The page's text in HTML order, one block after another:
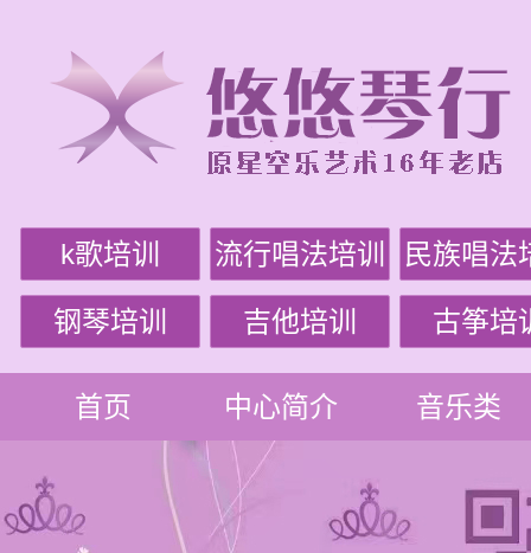
k歌培训 流行唱法培训 民族唱法
钢琴培训 吉他培训 古筝培
首页 中心简介 音乐类